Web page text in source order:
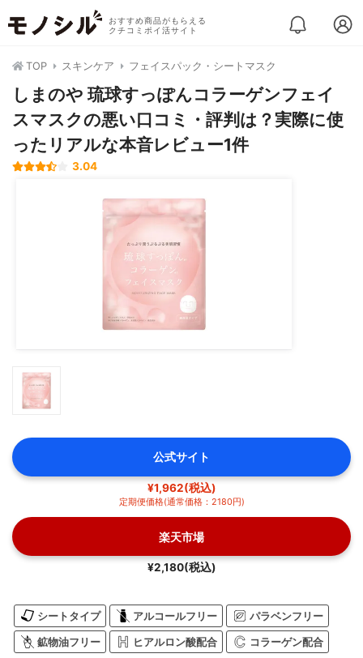
おすすめ商品がもらえる
クチコミポイ活サイト
TOP スキンケア フェイスパック・シートマスク
しまのや 琉球すっぽんコラーゲンフェイ
スマスクの悪い口コミ・評判は？実際に使
ったリアルな本音レビュー1件
3.04
公式サイト
¥1,962(税込)
定期便価格(通常価格：2180円)
楽天市場
¥2,180(税込)
シートタイプ アルコールフリー パラベンフリー
鉱物油フリー ヒアルロン酸配合 コラーゲン配合